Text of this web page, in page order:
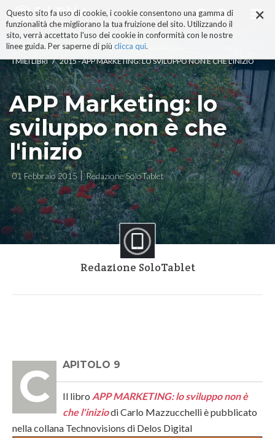
×
Questo sito fa uso di cookie, i cookie consentono una gamma di
funzionalità che migliorano la tua fruizione del sito. Utilizzando il
sito, verrà accettato l'uso dei cookie in conformità con le nostre
linee guida. Per saperne di più clicca qui.
ai
contenuti.
|
alla
navigazione
I MIEI LIBRI / 2015 - APP MARKETING: LO SVILUPPO NON È CHE L'INIZIO
APP Marketing: lo
sviluppo non è che
l'inizio
01 Febbraio 2015 Redazione SoloTablet
Redazione SoloTablet
CAPITOLO 9
Il libro APP MARKETING: lo sviluppo non è
che l'iniziodi Carlo Mazzucchelli è pubblicato
nella collana Technovisions di Delos Digital